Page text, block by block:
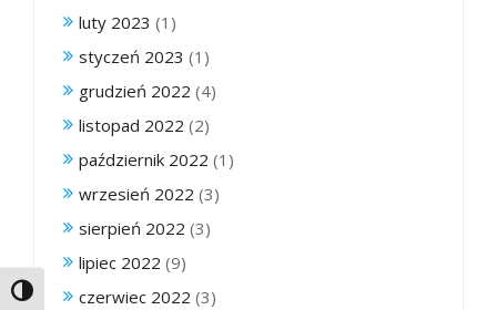
Toggle High Contrast
luty 2023 (1)
styczeń 2023 (1)
grudzień 2022 (4)
listopad 2022 (2)
październik 2022 (1)
wrzesień 2022 (3)
sierpień 2022 (3)
lipiec 2022 (9)
czerwiec 2022 (3)